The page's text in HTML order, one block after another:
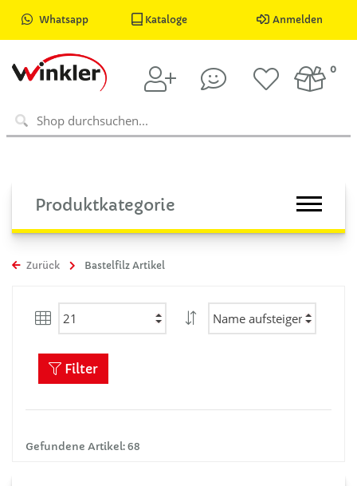
Whatsapp Kataloge Anmelden
0
Produktkategorie
Zurück Bastelfilz Artikel
Gefundene Artikel: 68
Filter